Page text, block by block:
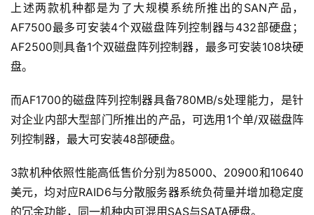
上述两款机种都是为了大规模系统所推出的SAN产品，
AF7500最多可安装4个双磁盘阵列控制器与432部硬盘；
AF2500则具备1个双磁盘阵列控制器，最多可安装108块硬
盘。
而AF1700的磁盘阵列控制器具备780MB/s处理能力，是针
对企业内部大型部门所推出的产品，可选用1个单/双磁盘阵
列控制器，最大可安装48部硬盘。
3款机种依照性能高低售价分别为85000、20900和10640
美元，均对应RAID6与分散服务器系统负荷量并增加稳定度
的冗余功能，同一机种内可混用SAS与SATA硬盘。